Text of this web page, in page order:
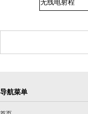
无线电射程
导航菜单